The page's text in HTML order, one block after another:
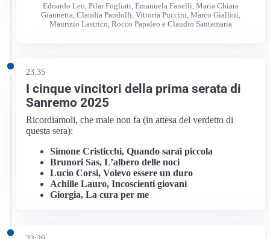
Edoardo Leo, Pilar Fogliati, Emanuela Fanelli, Maria Chiara
Giannetta, Claudia Pandolfi, Vittoria Puccini, Marco Giallini,
Maurizio Lastrico, Rocco Papaleo e Claudio Santamaria
23:35
I cinque vincitori della prima serata di
Sanremo 2025
Ricordiamoli, che male non fa (in attesa del verdetto di
questa sera):
Simone Cristicchi, Quando sarai piccola
Brunori Sas, L’albero delle noci
Lucio Corsi, Volevo essere un duro
Achille Lauro, Incoscienti giovani
Giorgia, La cura per me